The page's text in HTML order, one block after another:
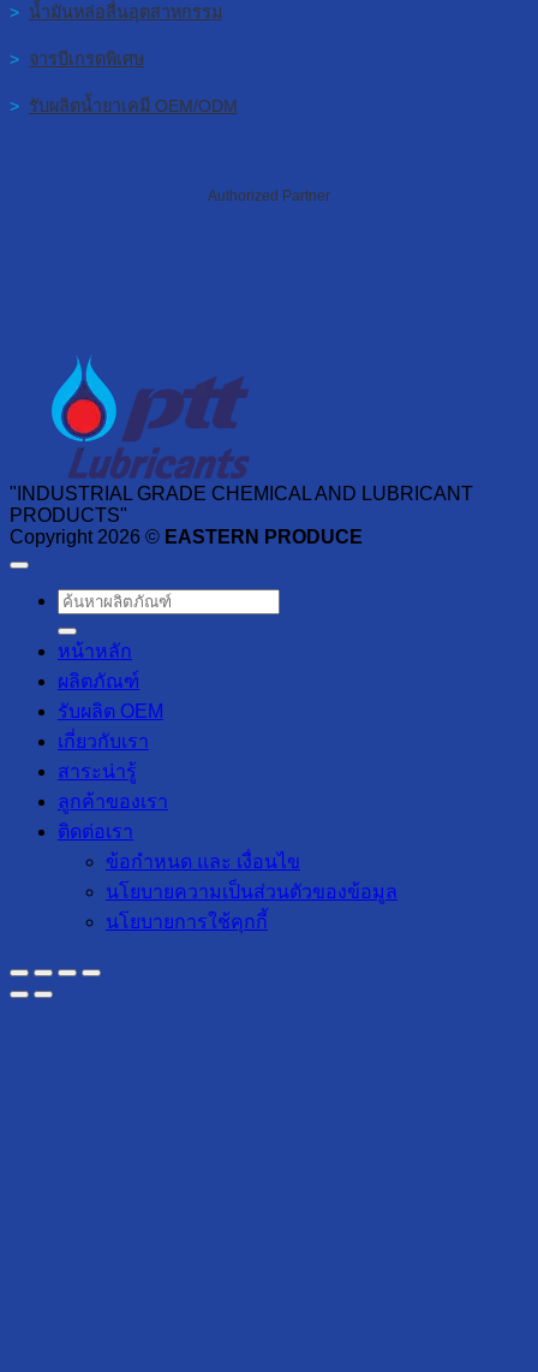
> น้ำมันหล่อลื่นอุตสาหกรรม
> จารบีเกรดพิเศษ
> รับผลิตน้ำยาเคมี OEM/ODM
Authorized Partner
"INDUSTRIAL GRADE CHEMICAL AND LUBRICANT
PRODUCTS"
Copyright 2026 © EASTERN PRODUCE
ค้นหา:
หน้าหลัก
ผลิตภัณฑ์
รับผลิต OEM
เกี่ยวกับเรา
สาระน่ารู้
ลูกค้าของเรา
ติดต่อเรา
ข้อกำหนด และ เงื่อนไข
นโยบายความเป็นส่วนตัวของข้อมูล
นโยบายการใช้คุกกี้